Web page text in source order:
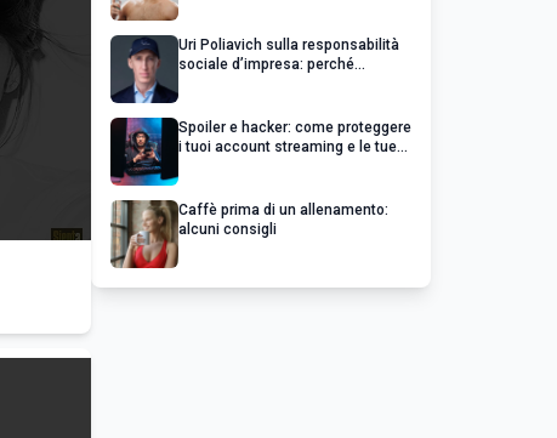
Uri Poliavich sulla responsabilità
sociale d’impresa: perché
Spoiler e hacker: come proteggere
i tuoi account streaming e le tue
Caffè prima di un allenamento:
alcuni consigli